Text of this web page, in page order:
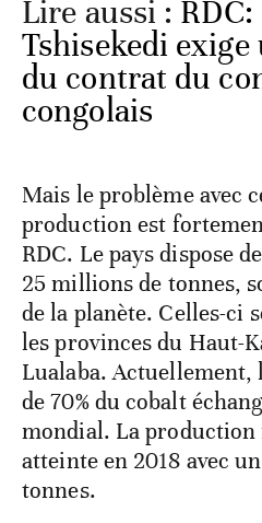
Lire aussi :
Tshisekedi
du contrat du
congolais
Mais le problème avec
production est
RDC. Le pays dispose
25 millions de tonnes,
de la planète. Celles-ci
les provinces du Haut-
Lualaba.
de 70% du cobalt
mondial. La production
atteinte en 2018 avec
tonnes.